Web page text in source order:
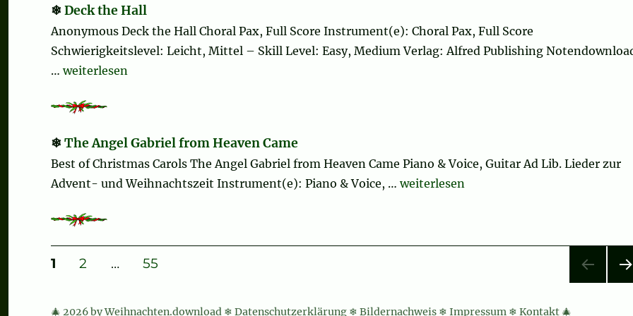
Deck the Hall
Anonymous Deck the Hall Choral Pax, Full Score Instrument(e): Choral Pax, Full Score
Schwierigkeitslevel: Leicht, Mittel – Skill Level: Easy, Medium Verlag: Alfred Publishing
…„Deck the Hall“
weiterlesen
The Angel Gabriel from Heaven Came
Best of Christmas Carols The Angel Gabriel from Heaven Came Piano & Voice, Guitar Ad Lib. Lieder zur
Advent- und Weihnachtszeit Instrument(e): Piano & Voice, …„The Angel Gabriel from Heaven Came“
weiterlesen
Seitennummerierung
SEITE
1 SEITE
2 … SEITE
55
🎄 2026 by Weihnachten.download ❄ Datenschutzerklärung ❄ Bildernachweis ❄ Impressum ❄ Kontakt 🎄